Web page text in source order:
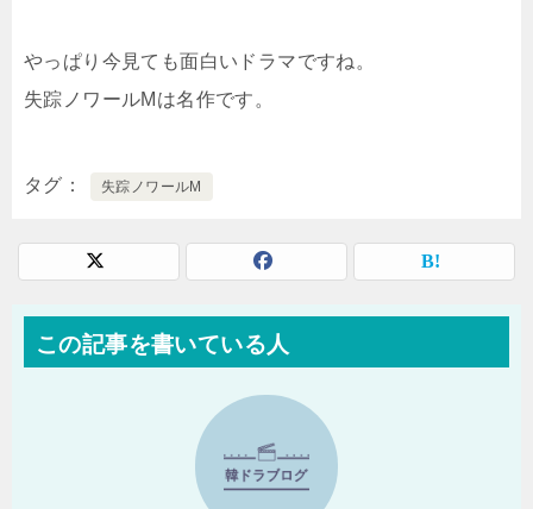
やっぱり今見ても面白いドラマですね。
失踪ノワールMは名作です。
タグ 失踪ノワールM
この記事を書いている人